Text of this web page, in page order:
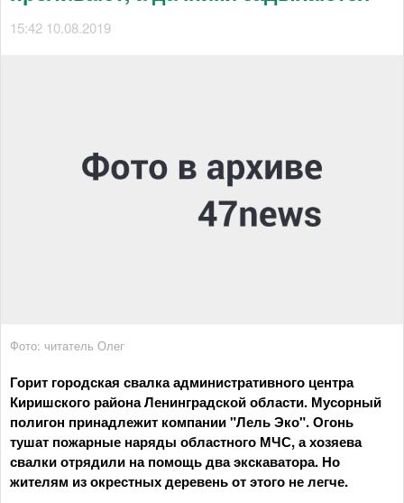
15:42 10.08.2019
Фото: читатель Олег
Горит городская свалка административного центра
Киришского района Ленинградской области. Мусорный
полигон принадлежит компании "Лель Эко". Огонь
тушат пожарные наряды областного МЧС, а хозяева
свалки отрядили на помощь два экскаватора. Но
жителям из окрестных деревень от этого не легче.